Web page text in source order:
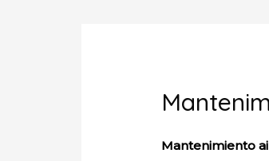
Mantenimiento